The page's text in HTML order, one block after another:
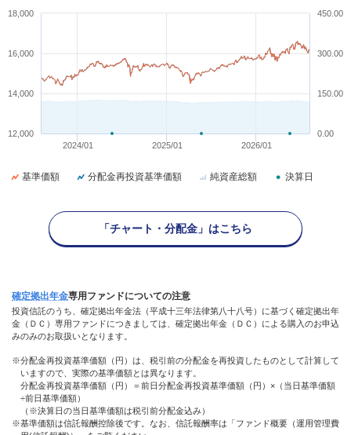
2024/01 2025/01 2026/01
12,000
14,000
16,000
18,000
0.00
150.00
300.00
450.00
基準価額 分配金再投資基準価額 純資産総額 決算日
「チャート・分配金」はこちら
確定拠出年金専用 ファンドについての注意
投資信託のうち、確定拠出年金法（平成十三年法律第八十八号）に基づく確定拠出年
金（ＤＣ）専用ファンドにつきましては、確定拠出年金（ＤＣ）による購入のお申込
みのみのお取扱いとなります。
※分配金再投資基準価額（円）は、税引前の分配金を再投資したものとして計算して
いますので、実際の基準価額とは異なります。
分配金再投資基準価額（円）＝前日分配金再投資基準価額（円）×（当日基準価額
÷前日基準価額）
（※決算日の当日基準価額は税引前分配金込み）
※基準価額は信託報酬控除後です。なお、信託報酬率は「ファンド概要（運用管理費